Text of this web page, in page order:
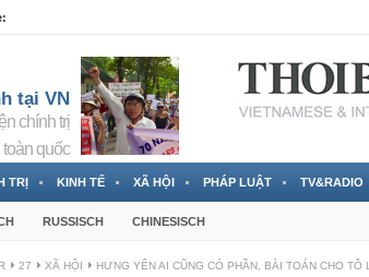
tại VN
chính trị
quốc
TRỊ KINH TẾ XÃ HỘI PHÁP LUẬT TV&RADIO
RUSSISCH CHINESISCH
27 XÃ HỘI
HƯNG YÊN AI CŨNG CÓ PHẦN, BÀI TOÁN CHO TÔ